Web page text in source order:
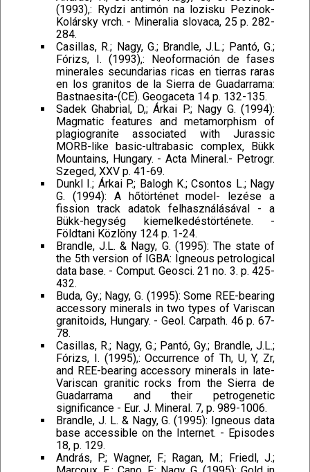
(1993),: Rydzi antimón na lozisku Pezinok-
Kolársky vrch. - Mineralia slovaca, 25 p. 282-
284.
Casillas, R.; Nagy, G.; Brandle, J.L.; Pantó, G.;
Fórizs, I. (1993),: Neoformación de fases
minerales secundarias ricas en tierras raras
en los granitos de la Sierra de Guadarrama:
Bastnaesita-(CE). Geogaceta 14 p. 132-135.
Sadek Ghabrial, D,; Árkai P.; Nagy G. (1994):
Magmatic features and metamorphism of
plagiogranite associated with Jurassic
MORB-like basic-ultrabasic complex, Bükk
Mountains, Hungary. - Acta Mineral.- Petrogr.
Szeged, XXV p. 41-69.
Dunkl I.; Árkai P.; Balogh K.; Csontos L.; Nagy
G. (1994): A hőtörténet model- lezése a
fission track adatok felhasználásával - a
Bükk-hegység kiemelkedéstörténete. -
Földtani Közlöny 124 p. 1-24.
Brandle, J.L. & Nagy, G. (1995): The state of
the 5th version of IGBA: Igneous petrological
data base. - Comput. Geosci. 21 no. 3. p. 425-
432.
Buda, Gy.; Nagy, G. (1995): Some REE-bearing
accessory minerals in two types of Variscan
granitoids, Hungary. - Geol. Carpath. 46 p. 67-
78.
Casillas, R.; Nagy, G.; Pantó, Gy.; Brandle, J.L.;
Fórizs, I. (1995),: Occurrence of Th, U, Y, Zr,
and REE-bearing accessory minerals in late-
Variscan granitic rocks from the Sierra de
Guadarrama and their petrogenetic
significance - Eur. J. Mineral. 7, p. 989-1006.
Brandle, J. L. & Nagy, G. (1995): Igneous data
base accessible on the Internet. - Episodes
18, p. 129.
András, P.; Wagner, F.; Ragan, M.; Friedl, J.;